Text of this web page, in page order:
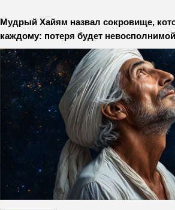
Мудрый Хайям назвал сокровище,
каждому: потеря будет невосполнимой